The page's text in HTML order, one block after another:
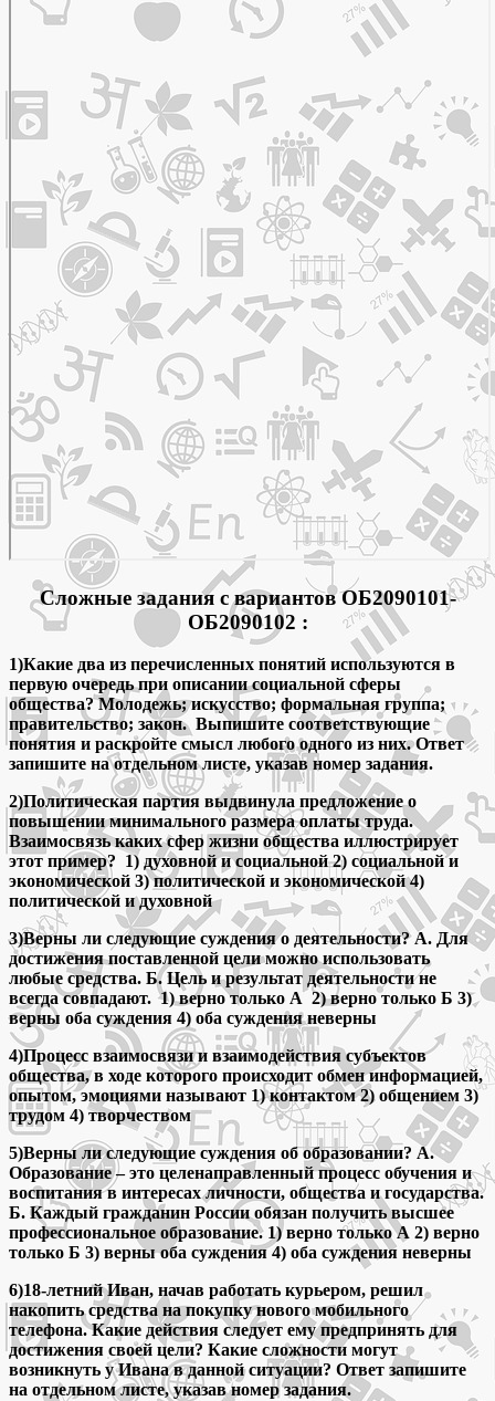
Сложные задания с вариантовОБ2090101-
ОБ2090102 :
1)Какие два из перечисленных понятий используются в
первую очередь при описании социальной сферы
общества? Молодежь; искусство; формальная группа;
правительство; закон. Выпишите соответствующие
понятия и раскройте смысл любого одного из них. Ответ
запишите на отдельном листе, указав номер задания.
2)Политическая партия выдвинула предложение о
повышении минимального размера оплаты труда.
Взаимосвязь каких сфер жизни общества иллюстрирует
этот пример? 1) духовной и социальной 2) социальной и
экономической 3) политической и экономической 4)
политической и духовной
3)Верны ли следующие суждения о деятельности? А. Для
достижения поставленной цели можно использовать
любые средства. Б. Цель и результат деятельности не
всегда совпадают. 1) верно только А 2) верно только Б 3)
верны оба суждения 4) оба суждения неверны
4)Процесс взаимосвязи и взаимодействия субъектов
общества, в ходе которого происходит обмен информацией,
опытом, эмоциями называют 1) контактом 2) общением 3)
трудом 4) творчеством
5)Верны ли следующие суждения об образовании? А.
Образование – это целенаправленный процесс обучения и
воспитания в интересах личности, общества и государства.
Б. Каждый гражданин России обязан получить высшее
профессиональное образование. 1) верно только А 2) верно
только Б 3) верны оба суждения 4) оба суждения неверны
6)18-летний Иван, начав работать курьером, решил
накопить средства на покупку нового мобильного
телефона. Какие действия следует ему предпринять для
достижения своей цели? Какие сложности могут
возникнуть у Ивана в данной ситуации? Ответ запишите
на отдельном листе, указав номер задания.